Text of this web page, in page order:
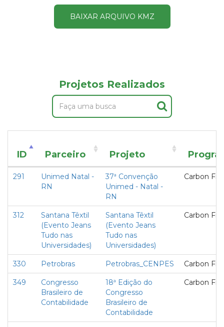
BAIXAR ARQUIVO KMZ
Projetos Realizados
ID Parceiro Projeto
291
Unimed Natal -
RN
37ª Convenção
Unimed - Natal -
RN
Carbon
312
Santana Têxtil
(Evento Jeans
Tudo nas
Universidades)
Santana Têxtil
(Evento Jeans
Tudo nas
Universidades)
Carbon
330 Petrobras Petrobras_CENPES Carbon
349
Congresso
Brasileiro de
Contabilidade
18ª Edição do
Congresso
Brasileiro de
Contabilidade
Carbon